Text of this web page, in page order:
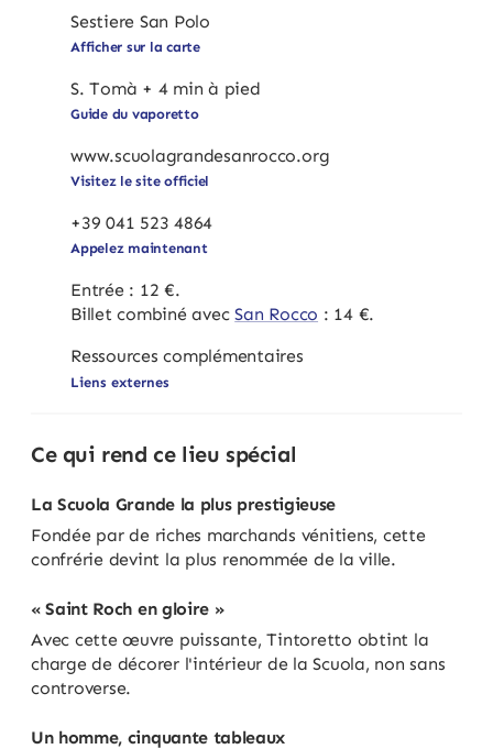
Sestiere San Polo
Afficher sur la carte
S. Tomà + 4 min à pied
Guide du vaporetto
www.scuolagrandesanrocco.org
Visitez le site officiel
+39 041 523 4864
Appelez maintenant
Entrée : 12 €.
Billet combiné avecSan Rocco : 14 €.
Ressources complémentaires
Liens externes
Ce qui rend ce lieu spécial
La Scuola Grande la plus prestigieuse
Fondée par de riches marchands vénitiens, cette
confrérie devint la plus renommée de la ville.
« Saint Roch en gloire »
Avec cette œuvre puissante, Tintoretto obtint la
charge de décorer l'intérieur de la Scuola, non sans
controverse.
Un homme, cinquante tableaux